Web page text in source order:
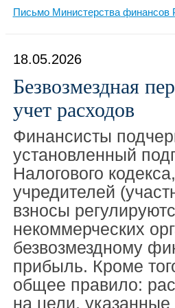
Письмо Министерства финансов
18.05.2026
Безвозмездная
учет расходов
Финансисты
установленный
Налогового
учредителей
взносы
некоммерческих
безвозмездному
прибыль. Кроме
общее правило:
на цели,